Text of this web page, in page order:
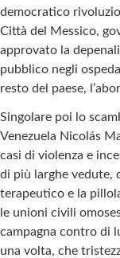
democratico
Città del Messico,
approvato la
pubblico negli
resto del paese,
Singolare poi lo
Venezuela Nicolás
casi di violenza e
di più larghe vedute,
terapeutico e la
le unioni civili
campagna contro di
una volta, che